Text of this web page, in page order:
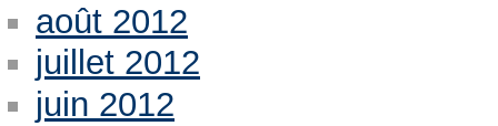
août 2012
juillet 2012
juin 2012